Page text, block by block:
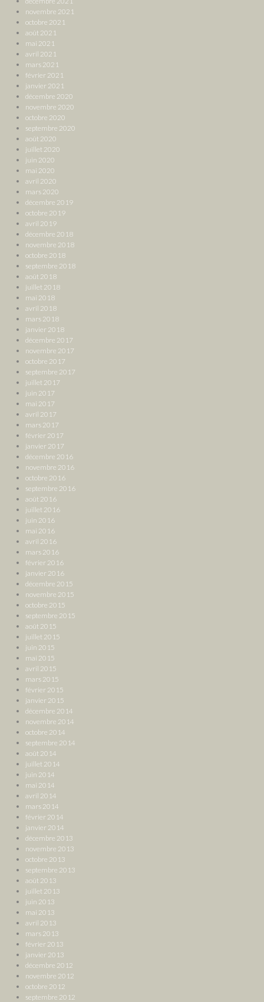
novembre 2021
octobre 2021
août 2021
mai 2021
avril 2021
mars 2021
février 2021
janvier 2021
décembre 2020
novembre 2020
octobre 2020
septembre 2020
août 2020
juillet 2020
juin 2020
mai 2020
avril 2020
mars 2020
décembre 2019
octobre 2019
avril 2019
décembre 2018
novembre 2018
octobre 2018
septembre 2018
août 2018
juillet 2018
mai 2018
avril 2018
mars 2018
janvier 2018
décembre 2017
novembre 2017
octobre 2017
septembre 2017
juillet 2017
juin 2017
mai 2017
avril 2017
mars 2017
février 2017
janvier 2017
décembre 2016
novembre 2016
octobre 2016
septembre 2016
août 2016
juillet 2016
juin 2016
mai 2016
avril 2016
mars 2016
février 2016
janvier 2016
décembre 2015
novembre 2015
octobre 2015
septembre 2015
août 2015
juillet 2015
juin 2015
mai 2015
avril 2015
mars 2015
février 2015
janvier 2015
décembre 2014
novembre 2014
octobre 2014
septembre 2014
août 2014
juillet 2014
juin 2014
mai 2014
avril 2014
mars 2014
février 2014
janvier 2014
décembre 2013
novembre 2013
octobre 2013
septembre 2013
août 2013
juillet 2013
juin 2013
mai 2013
avril 2013
mars 2013
février 2013
janvier 2013
décembre 2012
novembre 2012
octobre 2012
septembre 2012